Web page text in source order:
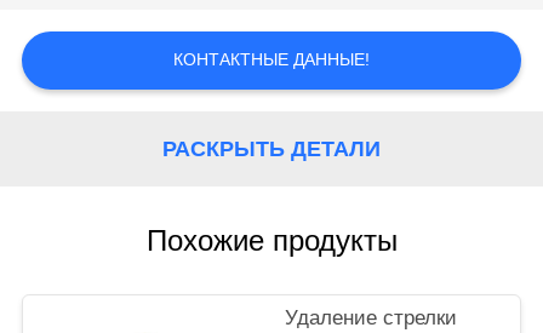
САЙТА
КОНФИДЕНЦИАЛЬНОСТИ
КОНТАКТНЫЕ ДАННЫЕ!
РАСКРЫТЬ ДЕТАЛИ
Похожие продукты
Удаление стрелки